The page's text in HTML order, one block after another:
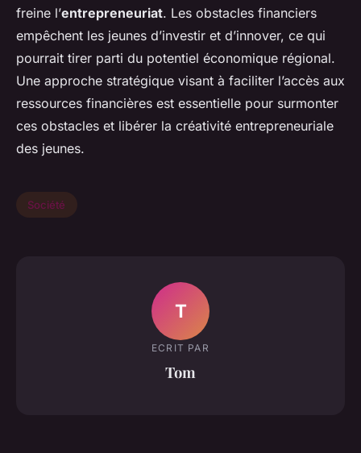
freine l’entrepreneuriat. Les obstacles financiers
empêchent les jeunes d’investir et d’innover, ce qui
pourrait tirer parti du potentiel économique régional.
Une approche stratégique visant à faciliter l’accès aux
ressources financières est essentielle pour surmonter
ces obstacles et libérer la créativité entrepreneuriale
des jeunes.
Société
T
ECRIT PAR
Tom